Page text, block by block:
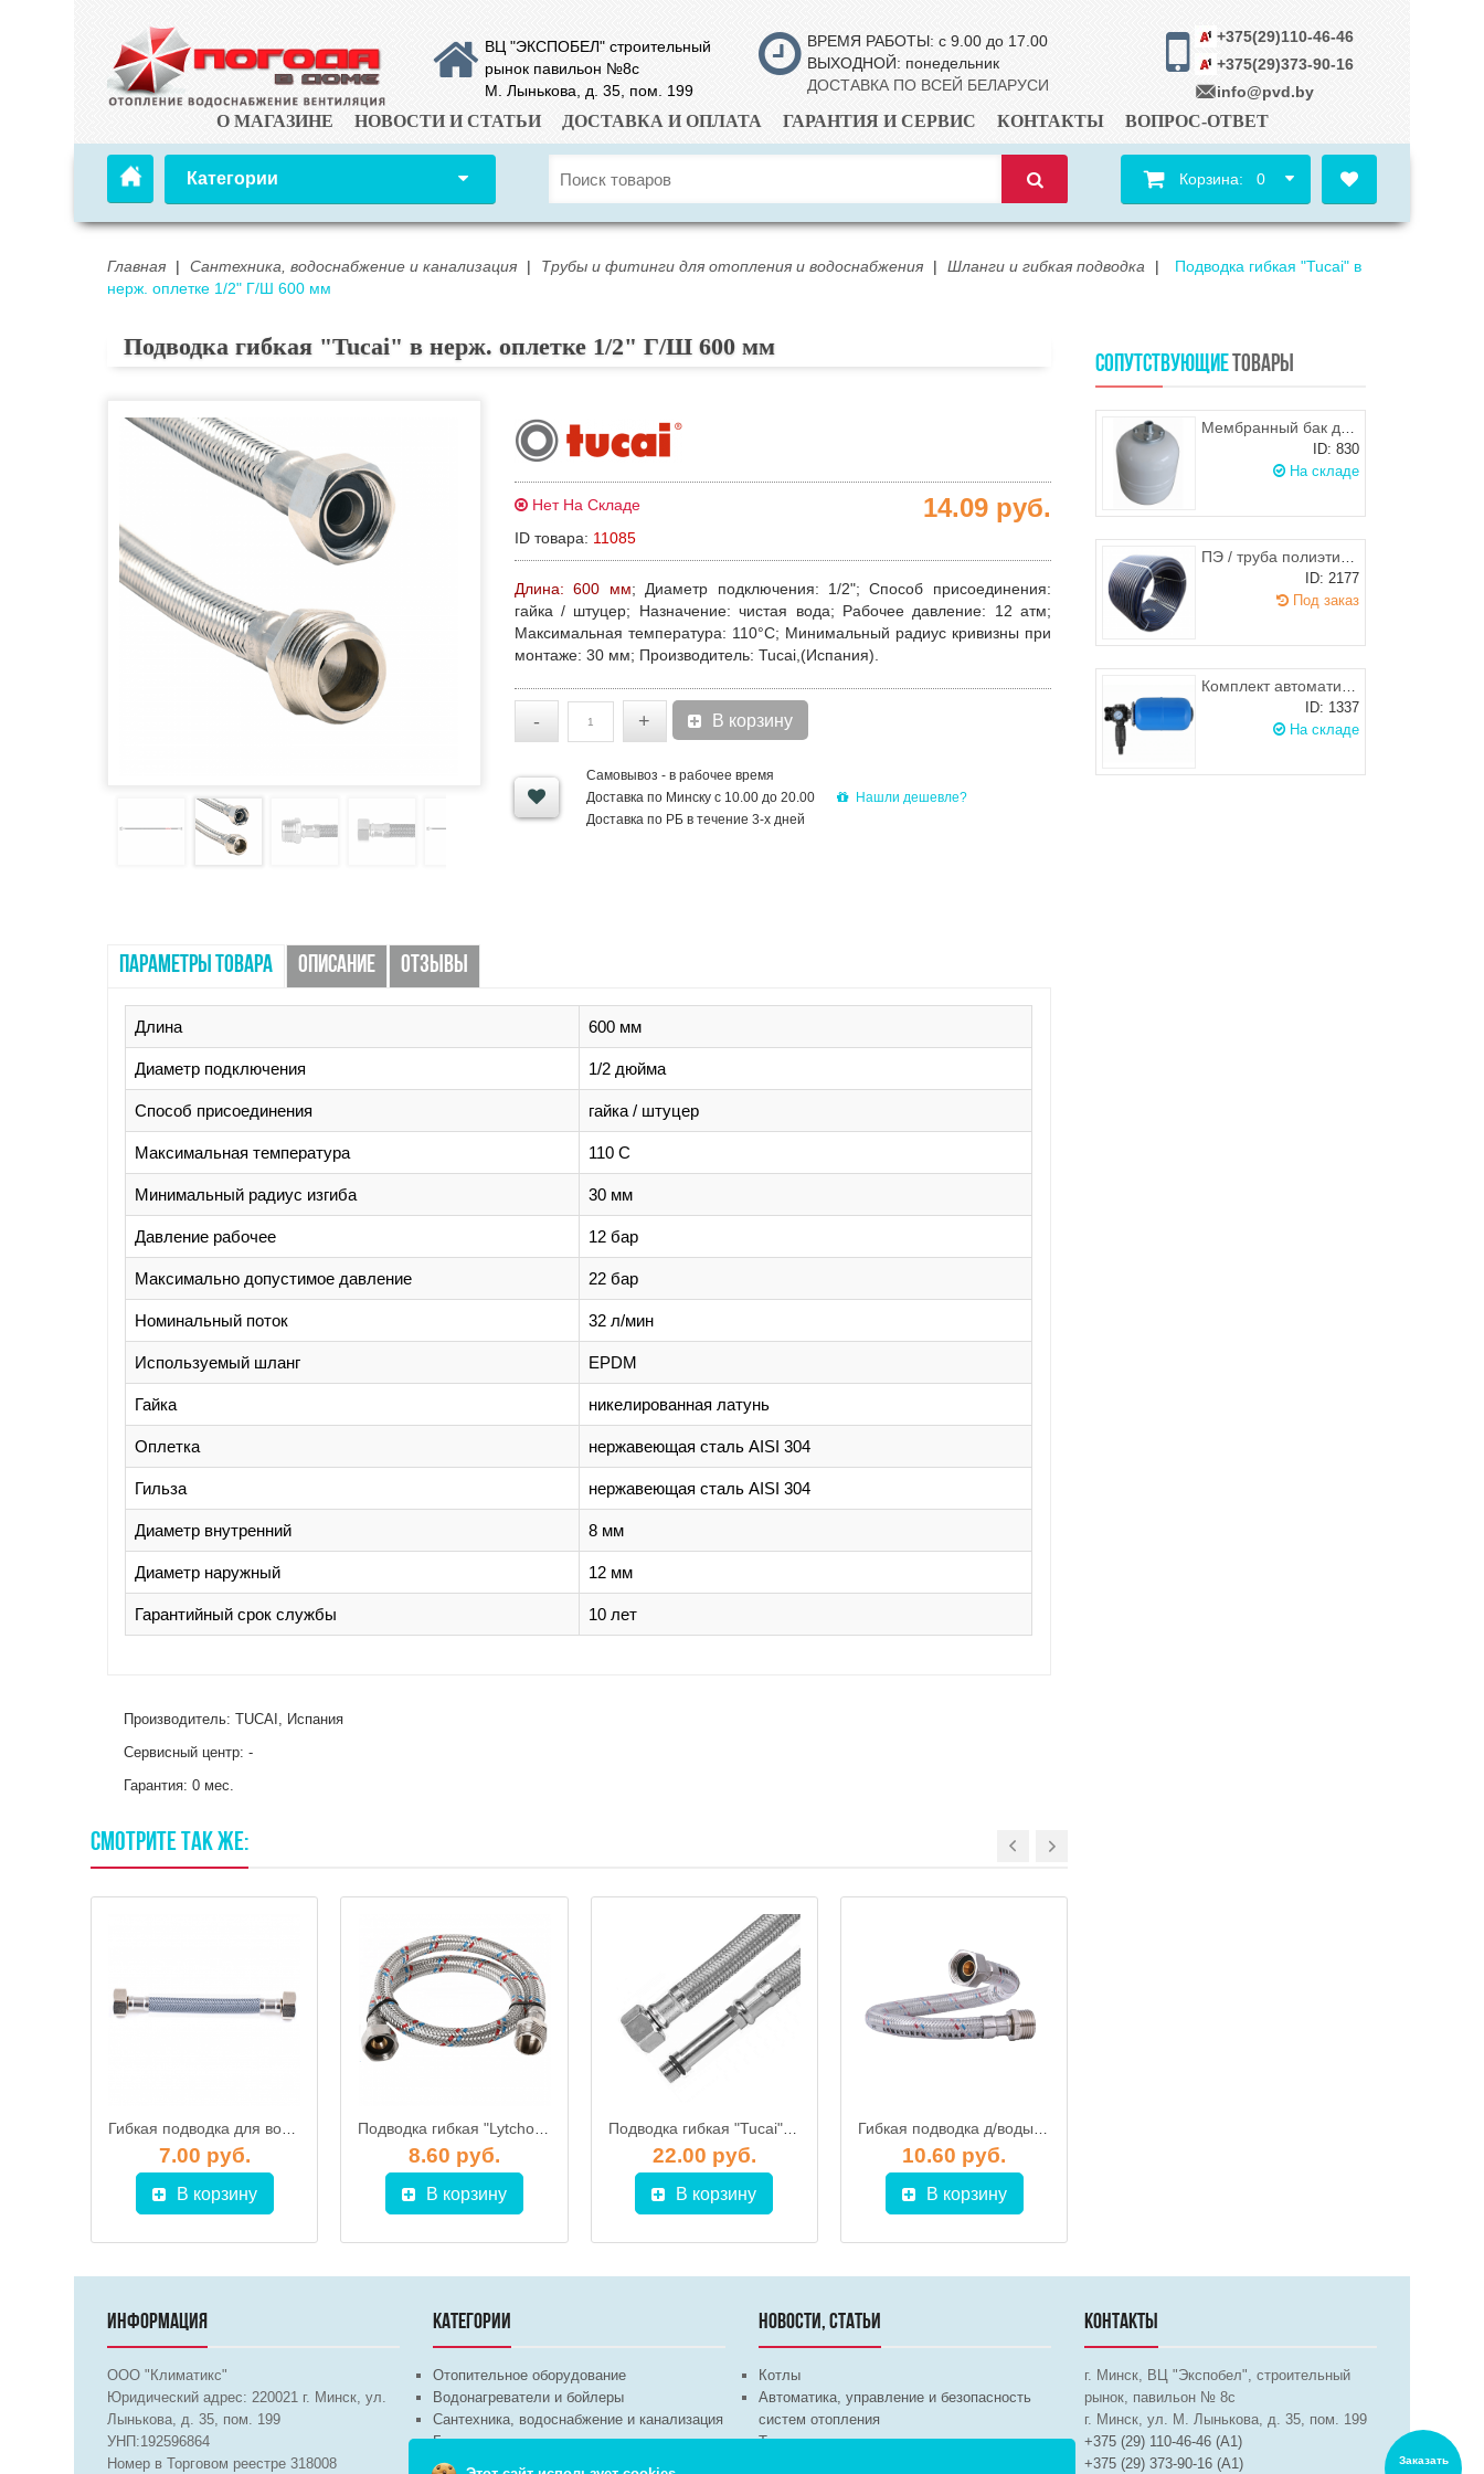
ВЦ "ЭКСПОБЕЛ" строительный
рынок павильон №8с
М. Лынькова, д. 35, пом. 199
ВРЕМЯ РАБОТЫ: с 9.00 до 17.00
ВЫХОДНОЙ: понедельник
ДОСТАВКА ПО ВСЕЙ БЕЛАРУСИ
+375(29)110-46-46
+375(29)373-90-16
info@pvd.by
О МАГАЗИНЕ НОВОСТИ И СТАТЬИ ДОСТАВКА И ОПЛАТА ГАРАНТИЯ И СЕРВИС КОНТАКТЫ ВОПРОС-ОТВЕТ
Категории Корзина: 0
Главная | Сантехника, водоснабжение и канализация | Трубы и фитинги для отопления и водоснабжения | Шланги и гибкая подводка |
Подводка гибкая "Tucai" в
нерж. оплетке 1/2" Г/Ш 600 мм
Подводка гибкая "Tucai" в нерж. оплетке 1/2" Г/Ш 600 мм
Нет На Складе
ID товара: 11085
14.09 руб.
Длина: 600 мм; Диаметр подключения: 1/2";Способ присоединения:
гайка / штуцер; Назначение: чистая вода; Рабочее давление: 12 атм;
Максимальная температура: 110°С; Минимальный радиус кривизны при
монтаже: 30 мм; Производитель: Tucai,(Испания).
- + В корзину
Самовывоз - в рабочее время
Доставка по Минску с 10.00 до 20.00
Доставка по РБ в течение 3-х дней
Нашли дешевле?
ПАРАМЕТРЫ ТОВАРА ОПИСАНИЕ ОТЗЫВЫ
Длина 600 мм
Диаметр подключения 1/2 дюйма
Способ присоединения гайка / штуцер
Максимальная температура 110 С
Минимальный радиус изгиба 30 мм
Давление рабочее 12 бар
Максимально допустимое давление 22 бар
Номинальный поток 32 л/мин
Используемый шланг EPDM
Гайка никелированная латунь
Оплетка нержавеющая сталь AISI 304
Гильза нержавеющая сталь AISI 304
Диаметр внутренний 8 мм
Диаметр наружный 12 мм
Гарантийный срок службы 10 лет
Производитель: TUCAI, Испания
Сервисный центр: -
Гарантия: 0 мес.
СМОТРИТЕ ТАКЖЕ:
Гибкая подводка для воды Fil-Nox AС SN в нейлоновой оплетке ГхГ 800 мм, MATEU
7.00 руб.
В корзину
Подводка гибкая "Lytcho" в стальной оплетке Г/Ш 2000 мм
8.60 руб.
В корзину
Подводка гибкая "Tucai" для смесителя в нерж. оплетке 1/2" 400 мм (пара)
22.00 руб.
В корзину
Гибкая подводка д/воды 1/2"FхM "LUX" 40 см, ProFactor
10.60 руб.
В корзину
СОПУТСТВУЮЩИЕТОВАРЫ
Мембранный бак для ГВС и гелиосистем Wester WDV35
ID: 830
На складе
ПЭ / труба полиэтиленовая питьевая d.63х3,0 черная с синей полосой, РБ
ID: 2177
Под заказ
Комплект автоматики АКВАРОБОТ М С Г/А 5л, UNIPUMP
ID: 1337
На складе
ИНФОРМАЦИЯ
ООО "Климатикс"
Юридический адрес:220021 г. Минск, ул.
Лынькова, д. 35, пом. 199
УНП:192596864
Номер в Торговом реестре 318008
КАТЕГОРИИ
Отопительное оборудование
Водонагреватели и бойлеры
Сантехника, водоснабжение и канализация
Бытовая техника
Вентиляционное оборудование
НОВОСТИ, СТАТЬИ
Котлы
Автоматика, управление и безопасность
систем отопления
Теплые полы
КОНТАКТЫ
г. Минск, ВЦ "Экспобел", строительный
рынок, павильон № 8c
г. Минск, ул. М. Лынькова, д. 35, пом. 199
+375 (29) 110-46-46 (А1)
+375 (29) 373-90-16 (A1)
Заказать